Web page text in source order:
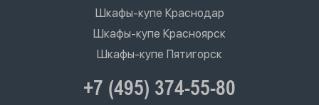
Шкафы-купе Краснодар
Шкафы-купе Красноярск
Шкафы-купе Пятигорск
+7 (495) 374-55-80